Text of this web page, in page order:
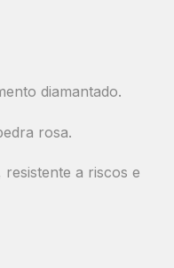
diamantado.
rosa.
a riscos e